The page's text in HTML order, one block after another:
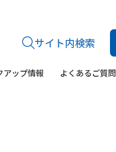
サイト内検索
アップ情報 よくあるご質問